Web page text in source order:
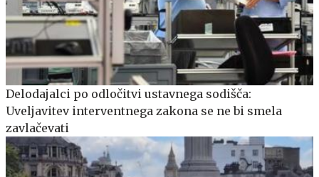
Delodajalci po odločitvi ustavnega sodišča:
Uveljavitev interventnega zakona se ne bi smela
zavlačevati